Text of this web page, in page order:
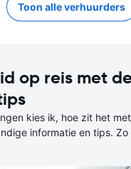
Toon alle verhuurders
op reis met
kies ik, hoe zit het
informatie en tips.